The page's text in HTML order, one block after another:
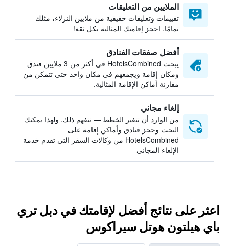
الملايين من التعليقات
تقييمات وتعليقات حقيقية من ملايين النزلاء، مثلك
تمامًا. احجز إقامتك المثالية بكل ثقة!
أفضل صفقات الفنادق
يبحث HotelsCombined في أكثر من 3 ملايين فندق
ومكان إقامة ويجمعهم في مكان واحد حتى تتمكن من
مقارنة أماكن الإقامة المثالية.
إلغاء مجاني
من الوارد أن تتغير الخطط — نتفهم ذلك. ولهذا يمكنك
البحث وحجز فنادق وأماكن إقامة على
HotelsCombined من وكالات السفر التي تقدم خدمة
الإلغاء المجاني
اعثر على نتائج أفضل لإقامتك في دبل تري
باي هيلتون هوتل سيراكوس